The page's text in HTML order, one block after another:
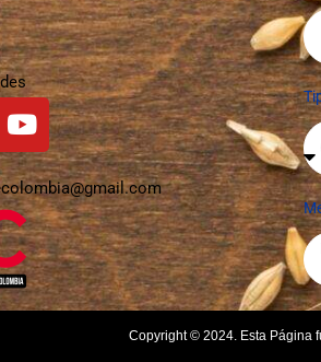
Copyright © 2024. Esta Página